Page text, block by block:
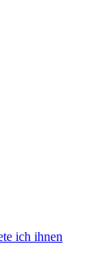
ich ihnen